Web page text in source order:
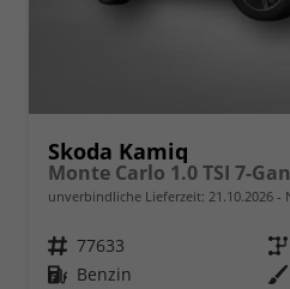
Skoda Kamiq
Monte Carlo 1.0 TSI 7-
unverbindliche Lieferzeit: 21.10.2026
Fahrzeugnr. 77633 Getriebe
Kraftstoff Benzin Außenfarbe